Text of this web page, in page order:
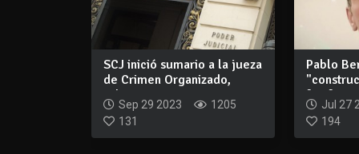
SCJ inició sumario a la jueza
de Crimen Organizado,
Adriana...
Sep 29 2023
1205
131
Pablo
fue
Jul 27
194